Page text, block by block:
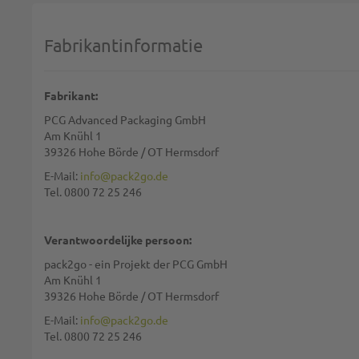
Samenvatting:
Fabrikantinformatie
Fabrikant:
PCG Advanced Packaging GmbH
Am Knühl 1
39326 Hohe Börde / OT Hermsdorf
E-Mail: info@pack2go.de
Tel. 0800 72 25 246
Verantwoordelijke persoon:
pack2go - ein Projekt der PCG GmbH
Am Knühl 1
39326 Hohe Börde / OT Hermsdorf
E-Mail: info@pack2go.de
Tel. 0800 72 25 246